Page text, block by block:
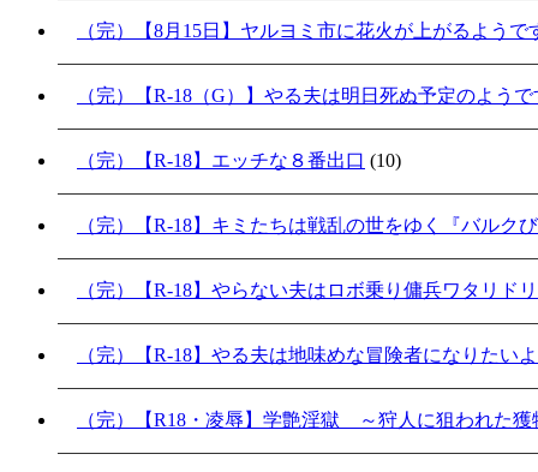
（完）【8月15日】ヤルヨミ市に花火が上がるよう
（完）【R-18（G）】やる夫は明日死ぬ予定のよう
（完）【R-18】エッチな８番出口 (10)
（完）【R-18】キミたちは戦乱の世をゆく『バルク
（完）【R-18】やらない夫はロボ乗り傭兵ワタリド
（完）【R-18】やる夫は地味めな冒険者になりたい
（完）【R18・凌辱】学艶淫獄 ～狩人に狙われた獲